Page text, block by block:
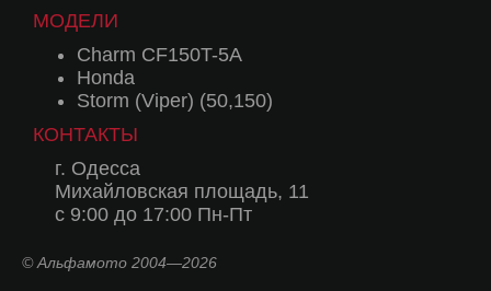
МОДЕЛИ
Charm CF150T-5A
Honda
Storm (Viper) (50,150)
КОНТАКТЫ
г. Одесса
Михайловская площадь, 11
с 9:00 до 17:00 Пн-Пт
© Альфамото 2004—2026